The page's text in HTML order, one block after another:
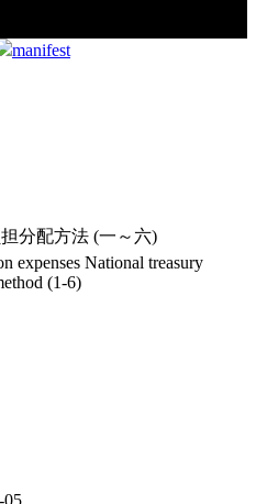
manifest
分配方法 (一～六)
expenses National treasury
(1-6)
05